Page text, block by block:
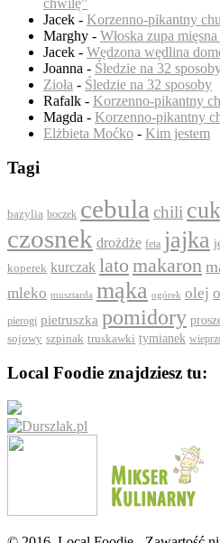
Jacek - Korzenno-pikantny
Marghy - Włoska zupa
Jacek - Wędzona wędlina
Joanna - Śledzie na 32
Zioła - Śledzie na 32 sposoby
Rafalk - Korzenno-pikantny
Magda - Korzenno-pikantny
Elżbieta Moćko - Kim jestem
Tagi
bazylia boczek cebula chili
czosnek drożdże feta jajka
koperek kurczak lato makaron
mleko musztarda mąka ogórek olej
pierogi pietruszka pomidory
sojowy szpinak truskawki tymianek
Local Foodie znajdziesz tu: